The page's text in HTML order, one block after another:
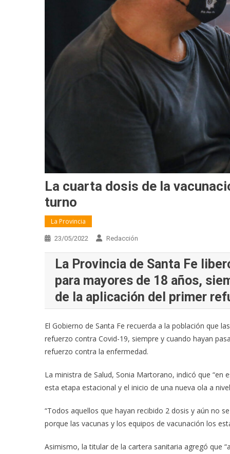
La cuarta dosis de la
turno
La Provincia
23/05/2022 Redacción
La Provincia de Santa Fe
para mayores de 18 años,
de la aplicación del primer
El Gobierno de Santa Fe recuerda a la población que
refuerzo contra Covid-19, siempre y cuando hayan
refuerzo contra la enfermedad.
La ministra de Salud, Sonia Martorano, indicó que
esta etapa estacional y el inicio de una nueva ola a
“Todos aquellos que hayan recibido 2 dosis y aún no
porque las vacunas y los equipos de vacunación los
Asimismo, la titular de la cartera sanitaria agregó que